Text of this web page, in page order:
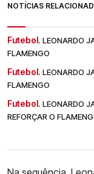
NOTÍCIAS
Futebol. LEONARDO
FLAMENGO
Futebol. LEONARDO
FLAMENGO
Futebol. LEONARDO
REFORÇAR O